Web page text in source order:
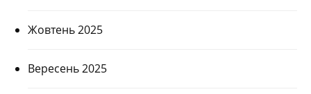
Жовтень 2025
Вересень 2025